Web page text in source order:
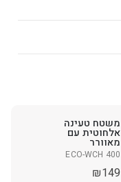
משטח טעינה
אלחוטית עם
מאוורר
ECO-WCH 400
₪149